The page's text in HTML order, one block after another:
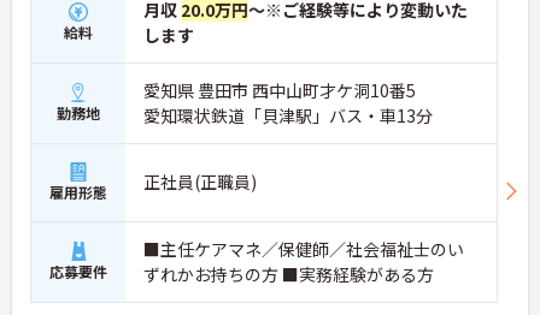
給料
月収 20.0万円～※ご経験等により変動いた
します
勤務地
愛知県 豊田市 西中山町才ケ洞10番5
愛知環状鉄道「貝津駅」バス・車13分
雇用形態 正社員(正職員)
応募要件
■主任ケアマネ／保健師／社会福祉士のい
ずれかお持ちの方 ■実務経験がある方